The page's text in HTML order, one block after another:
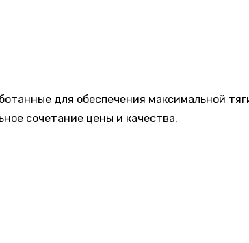
для обеспечения максимальной
сочетание цены и качества.